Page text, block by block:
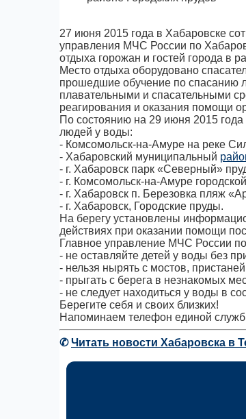
27 июня 2015 года в Хабаровске
управления МЧС России по
отдыха горожан и гостей города в
Место отдыха оборудовано
прошедшие обучение по спасанию
плавательными и спасательными
реагирования и оказания помощи
По состоянию на 29 июня 2015 года
людей у воды:
- Комсомольск-на-Амуре на реке
- Хабаровский муниципальный
- г. Хабаровск парк «Северный»
- г. Комсомольск-на-Амуре
- г. Хабаровск п. Березовка пляж
- г. Хабаровск, Городские пруды.
На берегу установлены
действиях при оказании помощи
Главное управление МЧС России
- не оставляйте детей у воды без
- нельзя нырять с мостов,
- прыгать с берега в незнакомых
- не следует находиться у воды в
Берегите себя и своих близких!
Напоминаем телефон единой
✆Читать новости Хабаровска в